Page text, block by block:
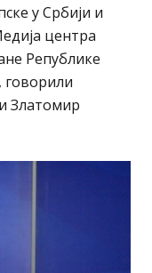
у Србији и
центра
Републике
говорили
Златомир